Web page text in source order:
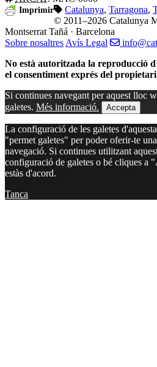
Imprimir Catalunya, Tarragona,
© 2011–2026 Catalunya
Montserrat Tañá · Barcelona
Sobre nosaltres Avís Legal
No està autoritzada la reproducció
el consentiment exprés del
Si continues navegant per aquest lloc
galetes. Més informació. Accepta
La configuració de les galetes
"permet galetes" per poder oferir-te
navegació. Si continues utilitzant
configuració de galetes o bé cliques a
estàs d'acord.
Tanca